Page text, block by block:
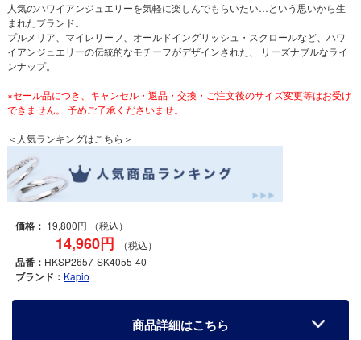
人気のハワイアンジュエリーを気軽に楽しんでもらいたい…という思いから生
まれたブランド。
プルメリア、マイレリーフ、オールドイングリッシュ・スクロールなど、ハワ
イアンジュエリーの伝統的なモチーフがデザインされた、 リーズナブルなライ
ンナップ。
※セール品につき、キャンセル・返品・交換・ご注文後のサイズ変更等はお受け
できません。 予めご了承くださいませ。
＜人気ランキングはこちら＞
価格： 19,800円（税込）
14,960円 （税込）
品番： HKSP2657-SK4055-40
ブランド： Kapio
商品詳細はこちら